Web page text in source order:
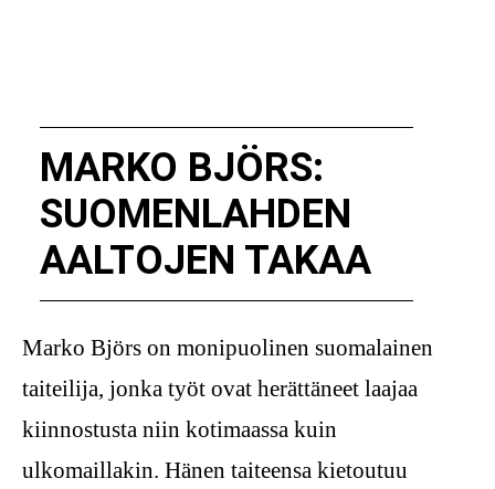
MARKO BJÖRS:
SUOMENLAHDEN
AALTOJEN TAKAA
Marko Björs on monipuolinen suomalainen
taiteilija, jonka työt ovat herättäneet laajaa
kiinnostusta niin kotimaassa kuin
ulkomaillakin. Hänen taiteensa kietoutuu